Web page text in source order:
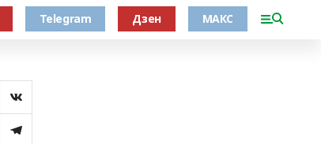
Telegram Дзен МАКС